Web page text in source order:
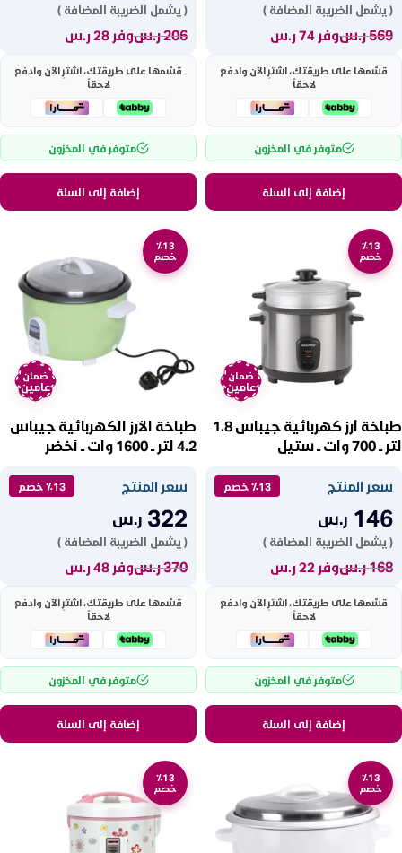
( يشمل الضريبة المضافة )
569ر.سوفر 74 ر.س
قسّمها على طريقتك، اشترِ الآن وادفع
لاحقاً
متوفر في المخزون
إضافة إلى السلة
( يشمل الضريبة المضافة )
206ر.سوفر 28 ر.س
قسّمها على طريقتك، اشترِ الآن وادفع
لاحقاً
متوفر في المخزون
إضافة إلى السلة
٪13
خصم
ضمان
عامين
طباخة أرز كهربائية جيباس 1.8
لتر ــ 700 وات ــ ستيل
سعر المنتج ٪13 خصم
146 ر.س
( يشمل الضريبة المضافة )
168ر.سوفر 22 ر.س
قسّمها على طريقتك، اشترِ الآن وادفع
لاحقاً
متوفر في المخزون
إضافة إلى السلة
٪13
خصم
ضمان
عامين
طباخة الأرز الكهربائية جيباس
4.2 لتر ــ 1600 وات ــ أخضر
سعر المنتج ٪13 خصم
322 ر.س
( يشمل الضريبة المضافة )
370ر.سوفر 48 ر.س
قسّمها على طريقتك، اشترِ الآن وادفع
لاحقاً
متوفر في المخزون
إضافة إلى السلة
٪13
خصم
٪13
خصم